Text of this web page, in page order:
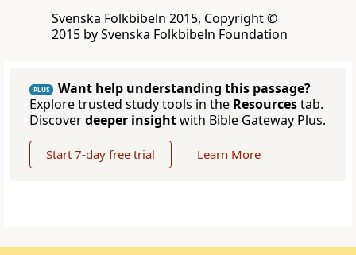
Svenska Folkbibeln 2015, Copyright ©
2015 by Svenska Folkbibeln Foundation
PLUS
Want help understanding this passage?
Explore trusted study tools in the Resourcestab.
Discoverdeeper insightwith Bible Gateway Plus.
Start 7-day free trial Learn More